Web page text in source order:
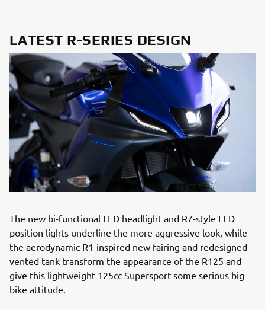
LATEST R-SERIES DESIGN
The new bi-functional LED headlight and R7-style LED
position lights underline the more aggressive look, while
the aerodynamic R1-inspired new fairing and redesigned
vented tank transform the appearance of the R125 and
give this lightweight 125cc Supersport some serious big
bike attitude.